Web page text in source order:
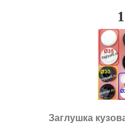
Заглушка